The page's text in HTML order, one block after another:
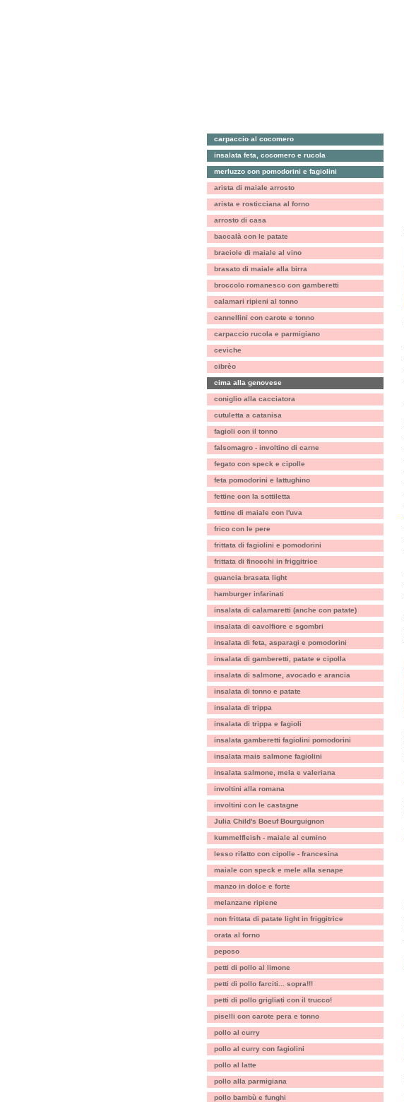
carpaccio al cocomero
insalata feta, cocomero e rucola
merluzzo con pomodorini e fagiolini
arista di maiale arrosto
arista e rosticciana al forno
arrosto di casa
baccalà con le patate
braciole di maiale al vino
brasato di maiale alla birra
broccolo romanesco con gamberetti
calamari ripieni al tonno
cannellini con carote e tonno
carpaccio rucola e parmigiano
ceviche
cibrèo
cima alla genovese
coniglio alla cacciatora
cutuletta a catanisa
fagioli con il tonno
falsomagro - involtino di carne
fegato con speck e cipolle
feta pomodorini e lattughino
fettine con la sottiletta
fettine di maiale con l'uva
frico con le pere
frittata di fagiolini e pomodorini
frittata di finocchi in friggitrice
guancia brasata light
hamburger infarinati
insalata di calamaretti (anche con patate)
insalata di cavolfiore e sgombri
insalata di feta, asparagi e pomodorini
insalata di gamberetti, patate e cipolla
insalata di salmone, avocado e arancia
insalata di tonno e patate
insalata di trippa
insalata di trippa e fagioli
insalata gamberetti fagiolini pomodorini
insalata mais salmone fagiolini
insalata salmone, mela e valeriana
involtini alla romana
involtini con le castagne
Julia Child's Boeuf Bourguignon
kummelfleish - maiale al cumino
lesso rifatto con cipolle - francesina
maiale con speck e mele alla senape
manzo in dolce e forte
melanzane ripiene
non frittata di patate light in friggitrice
orata al forno
peposo
petti di pollo al limone
petti di pollo farciti... sopra!!!
petti di pollo grigliati con il trucco!
piselli con carote pera e tonno
pollo al curry
pollo al curry con fagiolini
pollo al latte
pollo alla parmigiana
pollo bambù e funghi